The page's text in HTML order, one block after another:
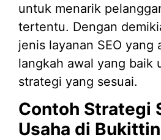
untuk menarik
tertentu. Dengan
jenis layanan SEO yang
langkah awal yang baik
strategi yang sesuai.
Contoh Strategi
Usaha di